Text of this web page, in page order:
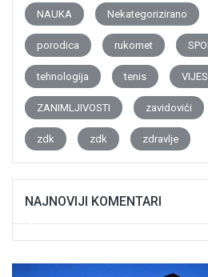
NAUKA Nekategorizirano
porodica rukomet
tehnologija tenis
ZANIMLJIVOSTI zavidovići
zdk zdk zdravlje
NAJNOVIJI KOMENTARI